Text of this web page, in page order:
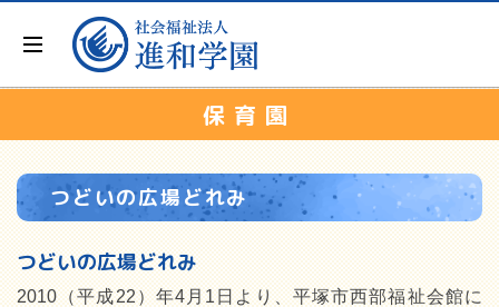
保育園
つどいの広場どれみ
つどいの広場どれみ
2010（平成22）年4月1日より、平塚市西部福祉会館に